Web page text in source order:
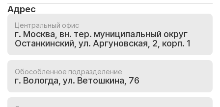
Адрес
Центральный офис
г. Москва, вн. тер. муниципальный округ
Останкинский, ул. Аргуновская, 2, корп. 1
Обособленное подразделение
г. Вологда, ул. Ветошкина, 76